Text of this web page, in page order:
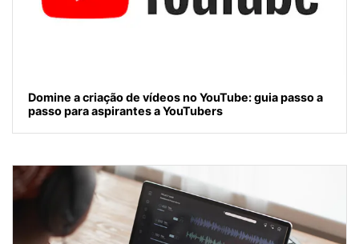
Domine a criação de vídeos no YouTube: guia passo a
passo para aspirantes a YouTubers